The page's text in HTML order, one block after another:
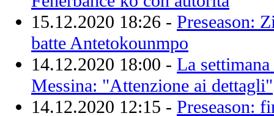
15.12.2020 18:26 - Preseason:
batte Antetokounmpo
14.12.2020 18:00 - La
Messina: "Attenzione ai dettagli"
14.12.2020 12:15 - Preseason: